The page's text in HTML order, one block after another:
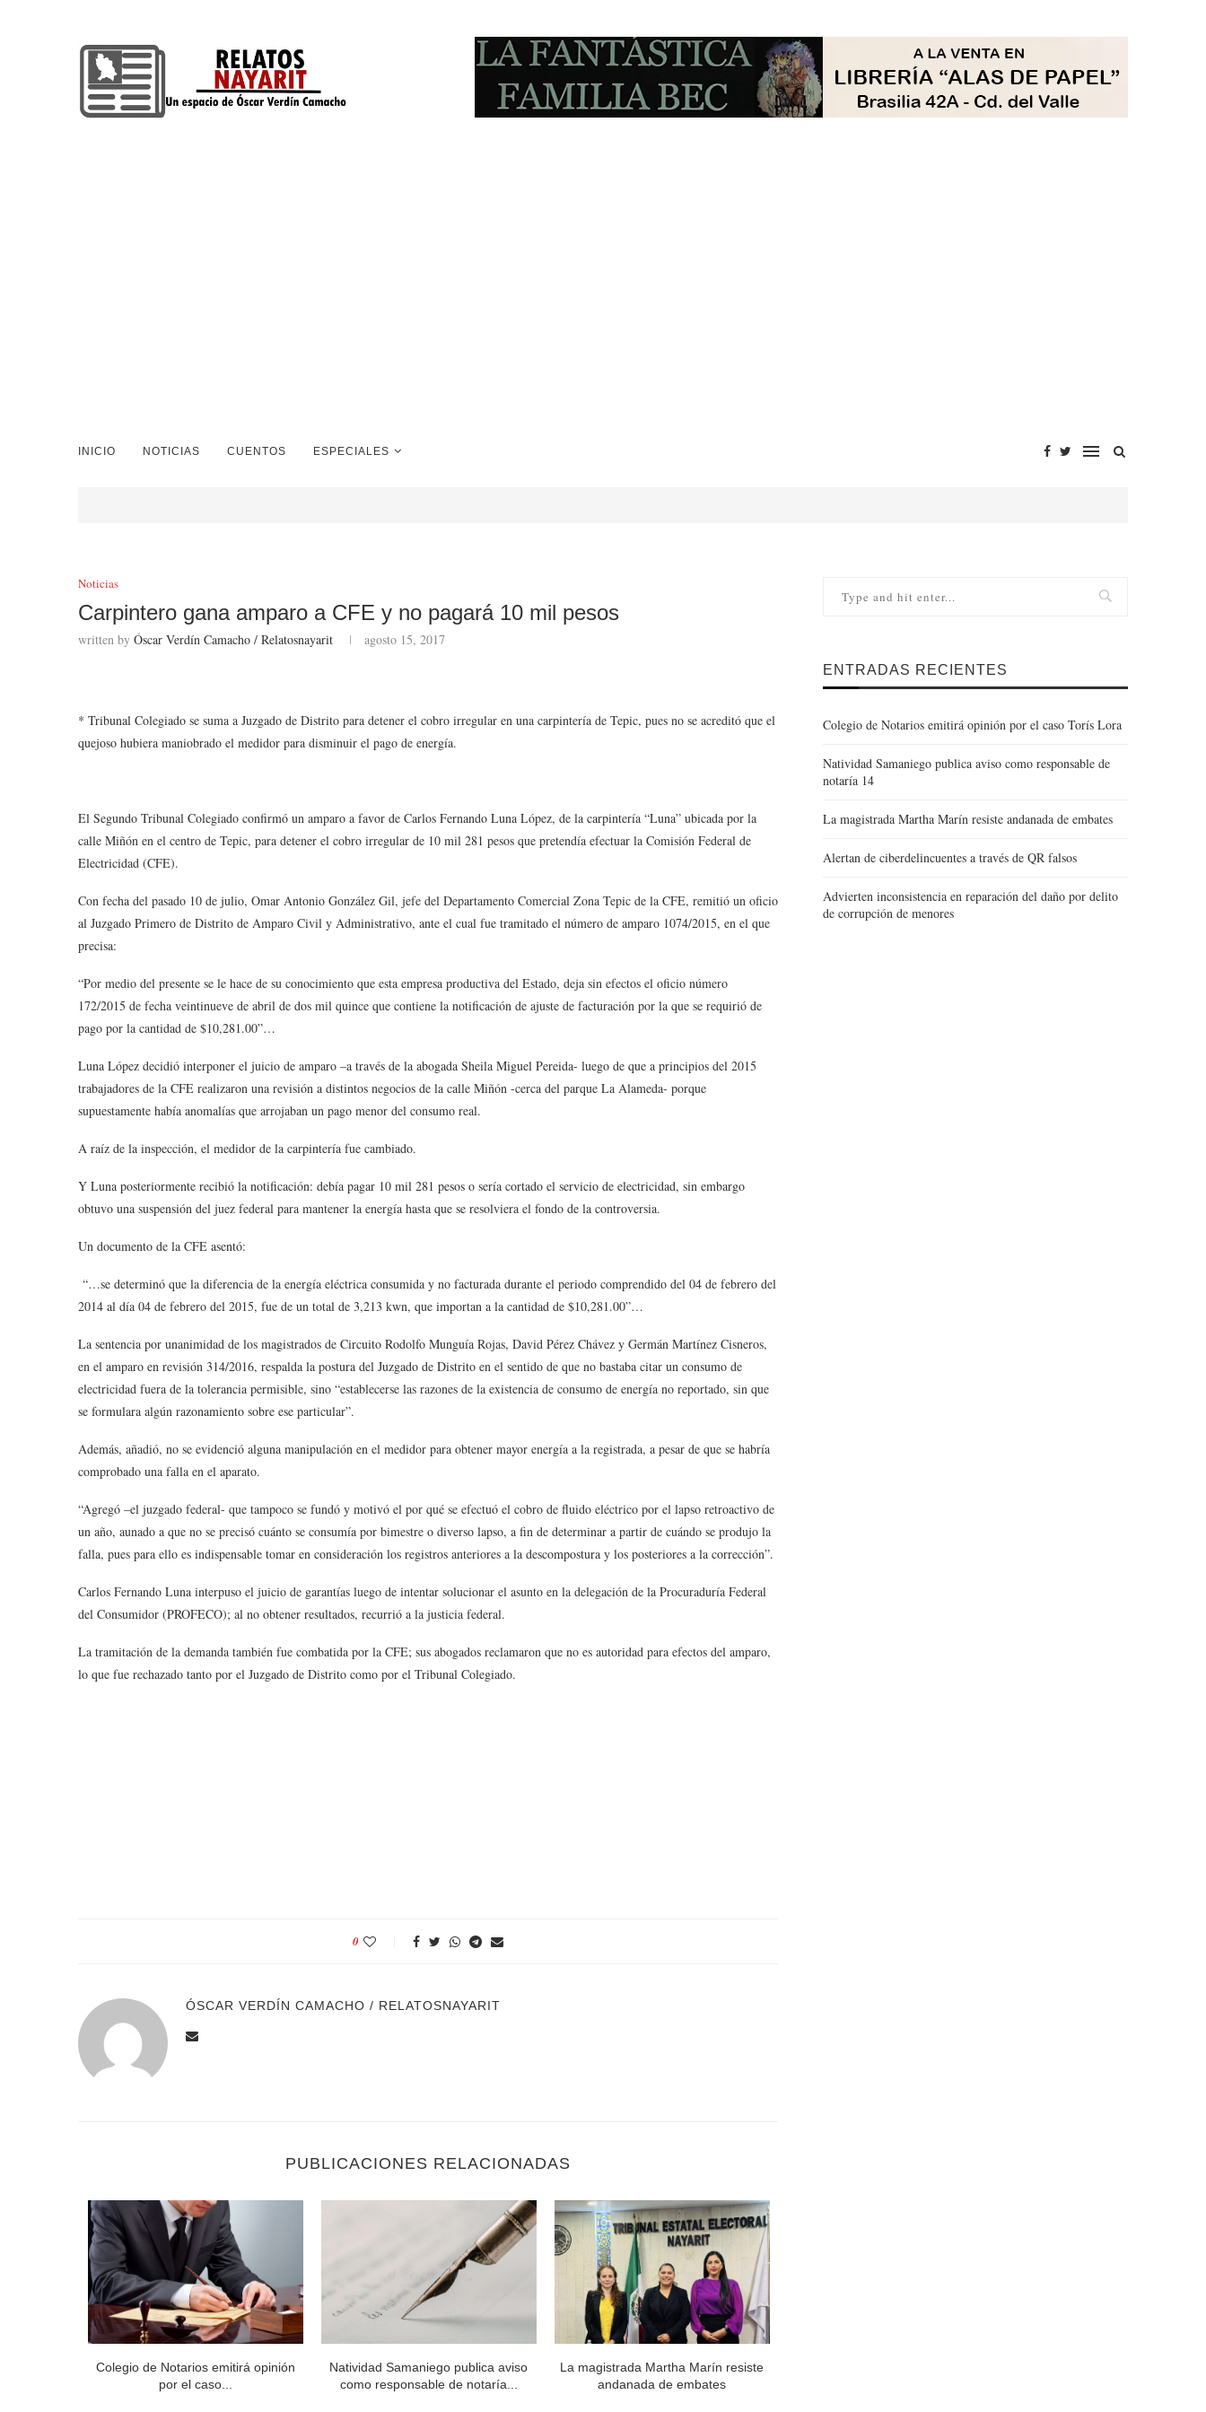
INICIO NOTICIAS CUENTOS ESPECIALES
Noticias
Carpintero gana amparo a CFE y no pagará 10 mil pesos
written by Óscar Verdín Camacho / Relatosnayarit agosto 15, 2017
* Tribunal Colegiado se suma a Juzgado de Distrito para detener el cobro irregular en una carpintería de Tepic, pues no se acreditó que el
quejoso hubiera maniobrado el medidor para disminuir el pago de energía.
El Segundo Tribunal Colegiado confirmó un amparo a favor de Carlos Fernando Luna López, de la carpintería “Luna” ubicada por la
calle Miñón en el centro de Tepic, para detener el cobro irregular de 10 mil 281 pesos que pretendía efectuar la Comisión Federal de
Electricidad (CFE).
Con fecha del pasado 10 de julio, Omar Antonio González Gil, jefe del Departamento Comercial Zona Tepic de la CFE, remitió un oficio
al Juzgado Primero de Distrito de Amparo Civil y Administrativo, ante el cual fue tramitado el número de amparo 1074/2015, en el que
precisa:
“Por medio del presente se le hace de su conocimiento que esta empresa productiva del Estado, deja sin efectos el oficio número
172/2015 de fecha veintinueve de abril de dos mil quince que contiene la notificación de ajuste de facturación por la que se requirió de
pago por la cantidad de $10,281.00”…
Luna López decidió interponer el juicio de amparo –a través de la abogada Sheila Miguel Pereida- luego de que a principios del 2015
trabajadores de la CFE realizaron una revisión a distintos negocios de la calle Miñón -cerca del parque La Alameda- porque
supuestamente había anomalías que arrojaban un pago menor del consumo real.
A raíz de la inspección, el medidor de la carpintería fue cambiado.
Y Luna posteriormente recibió la notificación: debía pagar 10 mil 281 pesos o sería cortado el servicio de electricidad, sin embargo
obtuvo una suspensión del juez federal para mantener la energía hasta que se resolviera el fondo de la controversia.
Un documento de la CFE asentó:
“…se determinó que la diferencia de la energía eléctrica consumida y no facturada durante el periodo comprendido del 04 de febrero del
2014 al día 04 de febrero del 2015, fue de un total de 3,213 kwn, que importan a la cantidad de $10,281.00”…
La sentencia por unanimidad de los magistrados de Circuito Rodolfo Munguía Rojas, David Pérez Chávez y Germán Martínez Cisneros,
en el amparo en revisión 314/2016, respalda la postura del Juzgado de Distrito en el sentido de que no bastaba citar un consumo de
electricidad fuera de la tolerancia permisible, sino “establecerse las razones de la existencia de consumo de energía no reportado, sin que
se formulara algún razonamiento sobre ese particular”.
Además, añadió, no se evidenció alguna manipulación en el medidor para obtener mayor energía a la registrada, a pesar de que se habría
comprobado una falla en el aparato.
“Agregó –el juzgado federal- que tampoco se fundó y motivó el por qué se efectuó el cobro de fluido eléctrico por el lapso retroactivo de
un año, aunado a que no se precisó cuánto se consumía por bimestre o diverso lapso, a fin de determinar a partir de cuándo se produjo la
falla, pues para ello es indispensable tomar en consideración los registros anteriores a la descompostura y los posteriores a la corrección”.
Carlos Fernando Luna interpuso el juicio de garantías luego de intentar solucionar el asunto en la delegación de la Procuraduría Federal
del Consumidor (PROFECO); al no obtener resultados, recurrió a la justicia federal.
La tramitación de la demanda también fue combatida por la CFE; sus abogados reclamaron que no es autoridad para efectos del amparo,
lo que fue rechazado tanto por el Juzgado de Distrito como por el Tribunal Colegiado.
0
ÓSCAR VERDÍN CAMACHO / RELATOSNAYARIT
PUBLICACIONES RELACIONADAS
Colegio de Notarios emitirá opinión
por el caso...
Natividad Samaniego publica aviso
como responsable de notaría...
La magistrada Martha Marín resiste
andanada de embates
ENTRADAS RECIENTES
Colegio de Notarios emitirá opinión por el caso Torís Lora
Natividad Samaniego publica aviso como responsable de
notaría 14
La magistrada Martha Marín resiste andanada de embates
Alertan de ciberdelincuentes a través de QR falsos
Advierten inconsistencia en reparación del daño por delito
de corrupción de menores